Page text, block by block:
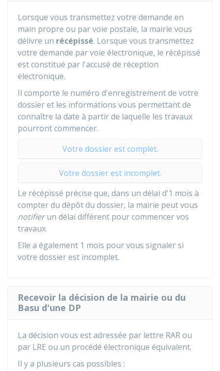
Lorsque vous transmettez votre demande en
main propre ou par voie postale, la mairie vous
délivre un récépissé. Lorsque vous transmettez
votre demande par voie électronique, le récépissé
est constitué par l'accusé de réception
électronique.
Il comporte le numéro d'enregistrement de votre
dossier et les informations vous permettant de
connaître la date à partir de laquelle les travaux
pourront commencer.
Votre dossier est complet.
Votre dossier est incomplet.
Le récépissé précise que, dans un délai d'1 mois à
compter du dépôt du dossier, la mairie peut vous
notifierun délai différent pour commencer vos
travaux.
Elle a également 1 mois pour vous signaler si
votre dossier est incomplet.
Recevoir la décision de la mairie ou du
Basu d'une DP
La décision vous est adressée par lettre RARou
par LRE ou un procédé électronique équivalent.
Il y a plusieurs cas possibles :